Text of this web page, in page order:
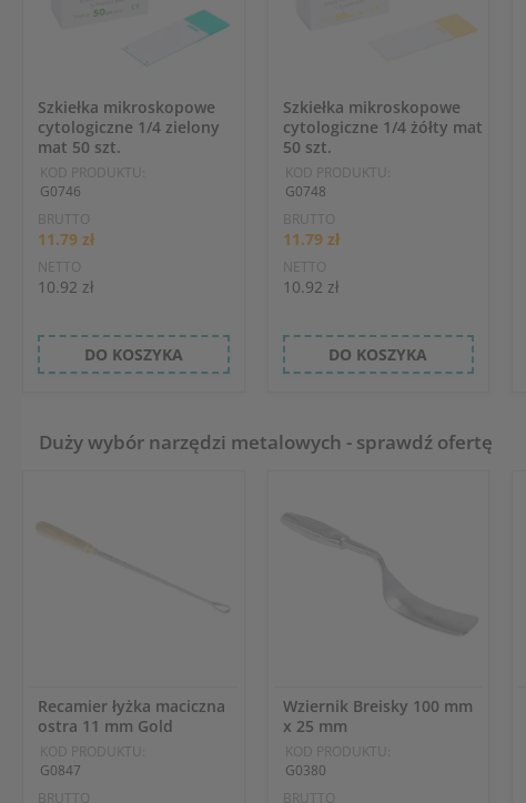
Szkiełka mikroskopowe
cytologiczne 1/4 zielony
mat 50 szt.
KOD PRODUKTU:
G0746
BRUTTO
11.79 zł
NETTO
10.92 zł
DO KOSZYKA
Szkiełka mikroskopowe
cytologiczne 1/4 żółty mat
50 szt.
KOD PRODUKTU:
G0748
BRUTTO
11.79 zł
NETTO
10.92 zł
DO KOSZYKA
Duży wybór narzędzi metalowych - sprawdź ofertę
Recamier łyżka maciczna
ostra 11 mm Gold
KOD PRODUKTU:
G0847
BRUTTO
Wziernik Breisky 100 mm
x 25 mm
KOD PRODUKTU:
G0380
BRUTTO